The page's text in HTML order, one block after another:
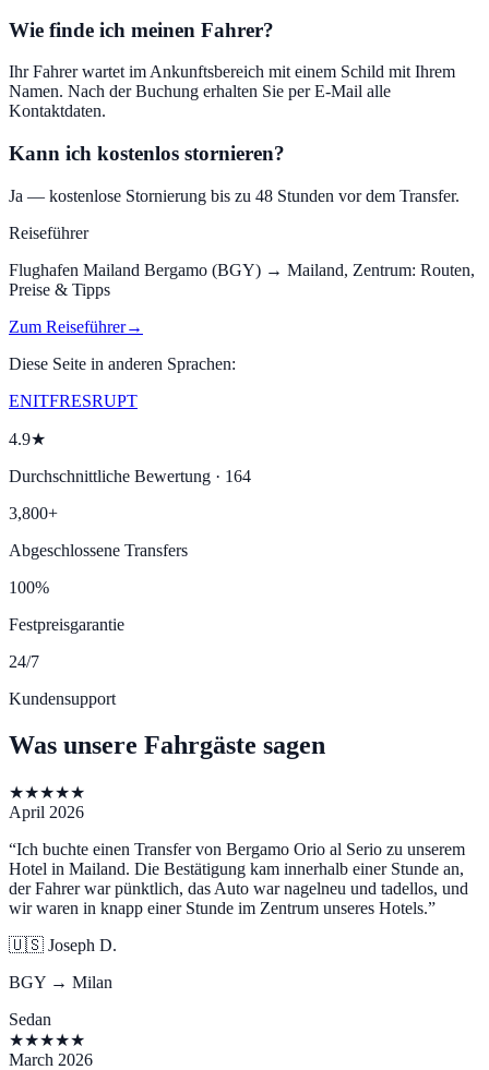
Wie finde ich meinen Fahrer?
Ihr Fahrer wartet im Ankunftsbereich mit einem Schild mit Ihrem
Namen. Nach der Buchung erhalten Sie per E-Mail alle
Kontaktdaten.
Kann ich kostenlos stornieren?
Ja — kostenlose Stornierung bis zu 48 Stunden vor dem Transfer.
Reiseführer
Flughafen Mailand Bergamo (BGY) → Mailand, Zentrum: Routen,
Preise & Tipps
Zum Reiseführer→
Diese Seite in anderen Sprachen:
ENITFRESRUPT
4.9★
Durchschnittliche Bewertung · 164
3,800+
Abgeschlossene Transfers
100%
Festpreisgarantie
24/7
Kundensupport
Was unsere Fahrgäste sagen
★★★★★
April 2026
“Ich buchte einen Transfer von Bergamo Orio al Serio zu unserem
Hotel in Mailand. Die Bestätigung kam innerhalb einer Stunde an,
der Fahrer war pünktlich, das Auto war nagelneu und tadellos, und
wir waren in knapp einer Stunde im Zentrum unseres Hotels.”
🇺🇸 Joseph D.
BGY → Milan
Sedan
★★★★★
March 2026